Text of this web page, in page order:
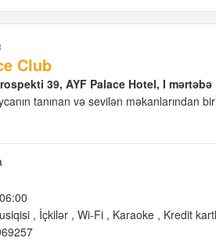
Club
39, AYF Palace Hotel, I mərtəbə
tanınan və sevilən məkanlarından
İçkilər Wi-Fi Karaoke Kredit